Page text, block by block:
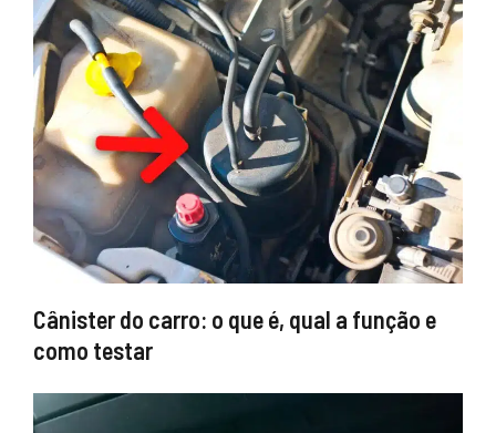
Cânister do carro: o que é, qual a função e
como testar